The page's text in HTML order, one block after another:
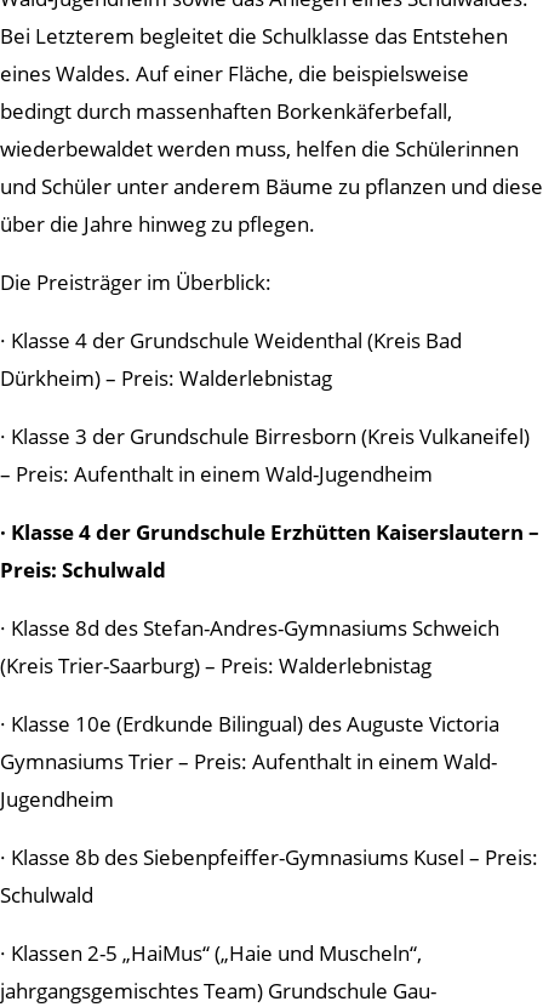
Bei Letzterem begleitet die Schulklasse das Entstehen
eines Waldes. Auf einer Fläche, die beispielsweise
bedingt durch massenhaften Borkenkäferbefall,
wiederbewaldet werden muss, helfen die Schülerinnen
und Schüler unter anderem Bäume zu pflanzen und diese
über die Jahre hinweg zu pflegen.
Die Preisträger im Überblick:
· Klasse 4 der Grundschule Weidenthal (Kreis Bad
Dürkheim) – Preis: Walderlebnistag
· Klasse 3 der Grundschule Birresborn (Kreis Vulkaneifel)
– Preis: Aufenthalt in einem Wald-Jugendheim
· Klasse 4 der Grundschule Erzhütten Kaiserslautern –
Preis: Schulwald
· Klasse 8d des Stefan-Andres-Gymnasiums Schweich
(Kreis Trier-Saarburg) – Preis: Walderlebnistag
· Klasse 10e (Erdkunde Bilingual) des Auguste Victoria
Gymnasiums Trier – Preis: Aufenthalt in einem Wald-
Jugendheim
· Klasse 8b des Siebenpfeiffer-Gymnasiums Kusel – Preis:
Schulwald
· Klassen 2-5 „HaiMus“ („Haie und Muscheln“,
jahrgangsgemischtes Team) Grundschule Gau-